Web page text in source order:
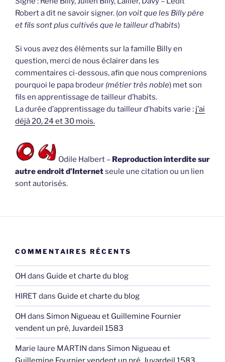
Robert a dit ne savoir signer. (on voit que les Billy père
et fils sont plus cultivés que le tailleur d’habits)
Si vous avez des éléments sur la famille Billy en
question, merci de nous éclairer dans les
commentaires ci-dessous, afin que nous comprenions
pourquoi le papa brodeur (métier très noble) met son
fils en apprentissage de tailleur d’habits.
La durée d’apprentissage du tailleur d’habits varie : j’ai
déjà 20, 24 et 30 mois.
Odile Halbert – Reproduction interdite sur
autre endroit d’Internetseule une citation ou un lien
sont autorisés.
COMMENTAIRES RÉCENTS
OH dans Guide et charte du blog
HIRET dans Guide et charte du blog
OH dans Simon Nigueau et Guillemine Fournier
vendent un pré, Juvardeil 1583
Marie laure MARTIN dans Simon Nigueau et